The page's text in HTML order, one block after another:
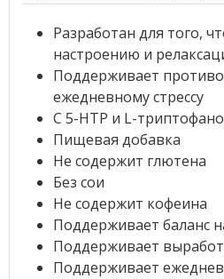
Разработан для того,
настроению и
Поддерживает
ежедневному стрессу
С 5-HTP и L-
Пищевая добавка
Не содержит глютена
Без сои
Не содержит кофеина
Поддерживает баланс
Поддерживает
Поддерживает